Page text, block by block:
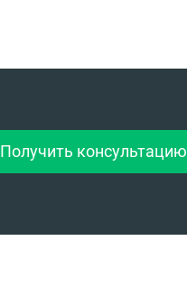
Получить консультацию